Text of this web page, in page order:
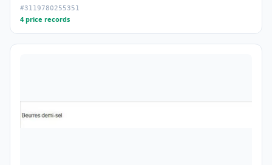
#3119780255351
4 price records